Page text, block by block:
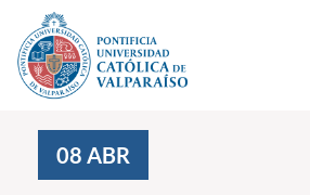
Click acá para ir directamente al contenido
Investigación, Creación e Innovación
08 ABR